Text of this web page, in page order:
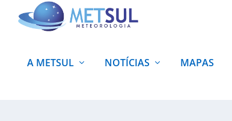
A METSUL NOTÍCIAS MAPAS